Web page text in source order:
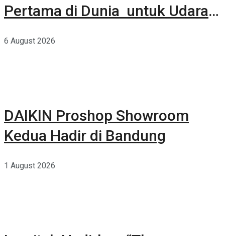
Pertama di Dunia untuk Udara
6 August 2026
DAIKIN Proshop Showroom
Kedua Hadir di Bandung
1 August 2026